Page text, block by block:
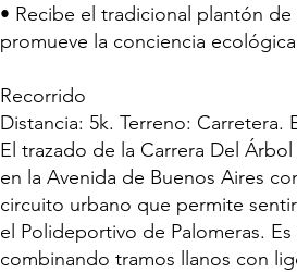
• Recibe el tradicional plantón
promueve la conciencia
Recorrido
Distancia: 5k. Terreno:
El trazado de la Carrera Del
en la Avenida de Buenos Aires
circuito urbano que permite
el Polideportivo de Palomeras.
combinando tramos llanos con